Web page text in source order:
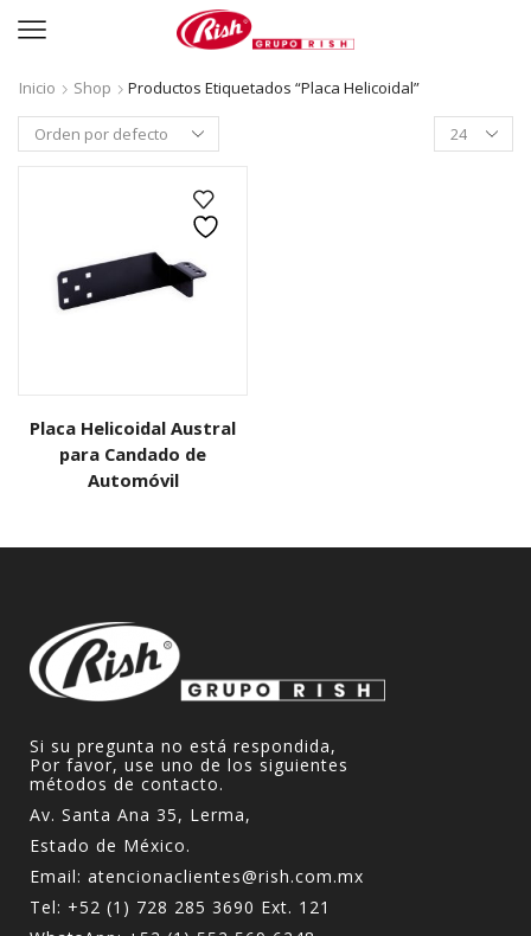
Inicio Shop
Productos Etiquetados “placa Helicoidal”
Productos
per
Placa Helicoidal Austral
para Candado de
Automóvil
Si su pregunta no está respondida,
Por favor, use uno de los siguientes
métodos de contacto.
Av. Santa Ana 35, Lerma,
Estado de México.
Email: atencionaclientes@rish.com.mx
Tel: +52 (1) 728 285 3690 Ext. 121